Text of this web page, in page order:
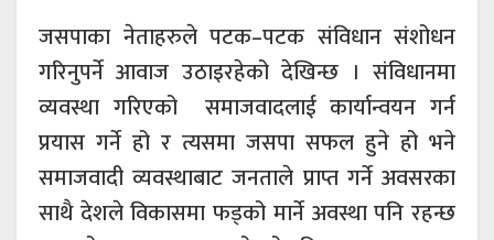
जसपाका नेताहरुले पटक–पटक संविधान संशोधन
गरिनुपर्ने आवाज उठाइरहेको देखिन्छ । संविधानमा
व्यवस्था गरिएको समाजवादलाई कार्यान्वयन गर्न
प्रयास गर्ने हो र त्यसमा जसपा सफल हुने हो भने
समाजवादी व्यवस्थाबाट जनताले प्राप्त गर्ने अवसरका
साथै देशले विकासमा फड्को मार्ने अवस्था पनि रहन्छ